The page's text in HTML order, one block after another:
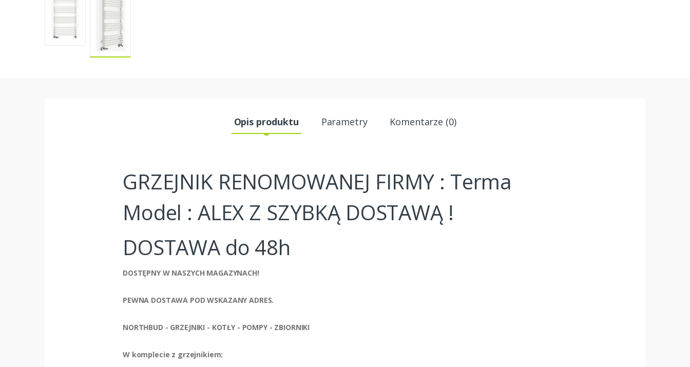
Opis produktu Parametry Komentarze (0)
GRZEJNIK RENOMOWANEJ FIRMY : Terma
Model : ALEX Z SZYBKĄ DOSTAWĄ !
DOSTAWA do 48h
DOSTĘPNY W NASZYCH MAGAZYNACH!
PEWNA DOSTAWA POD WSKAZANY ADRES.
NORTHBUD - GRZEJNIKI - KOTŁY - POMPY - ZBIORNIKI
W komplecie z grzejnikiem: